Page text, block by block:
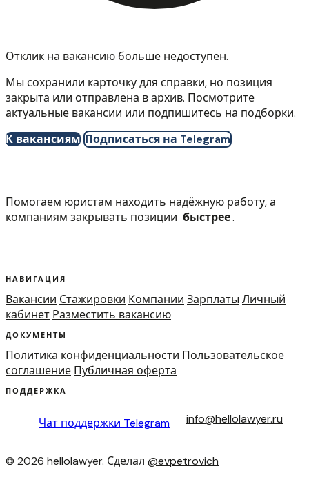
Отклик на вакансию больше недоступен.
Мы сохранили карточку для справки, но позиция
закрыта или отправлена в архив. Посмотрите
актуальные вакансии или подпишитесь на подборки.
К вакансиям Подписаться на Telegram
Помогаем юристам находить надёжную работу, а
компаниям закрывать позиции быстрее.
НАВИГАЦИЯ
Вакансии Стажировки Компании Зарплаты Личный
кабинет Разместить вакансию
ДОКУМЕНТЫ
Политика конфиденциальности Пользовательское
соглашение Публичная оферта
ПОДДЕРЖКА
Чат поддержки Telegram info@hellolawyer.ru
© 2026 hellolawyer. Сделал @evpetrovich